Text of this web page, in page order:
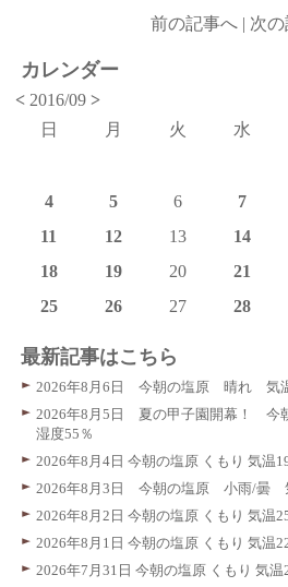
前の記事へ | 次
カレンダー
< 2016/09>
日
月 火 水
4
5 6 7
11
12 13 14
18
19 20 21
25
26 27 28
最新記事はこちら
2026年8月6日 今朝の塩原 晴れ 気
2026年8月5日 夏の甲子園開幕！
湿度55％
2026年8月4日 今朝の塩原 くもり 気温
2026年8月3日 今朝の塩原 小雨/曇
2026年8月2日 今朝の塩原 くもり 気温
2026年8月1日 今朝の塩原 くもり 気温
2026年7月31日 今朝の塩原 くもり 気